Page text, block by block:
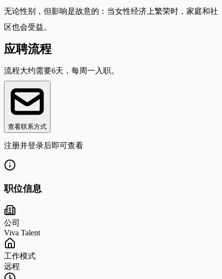
无论性别，但影响是故意的：当女性经济上繁荣时，家庭和社
区也会受益。
应聘流程
流程大约需要6天，每周一入职。
查看联系方式
注册并登录后即可查看
职位信息
公司
Viva Talent
工作模式
远程